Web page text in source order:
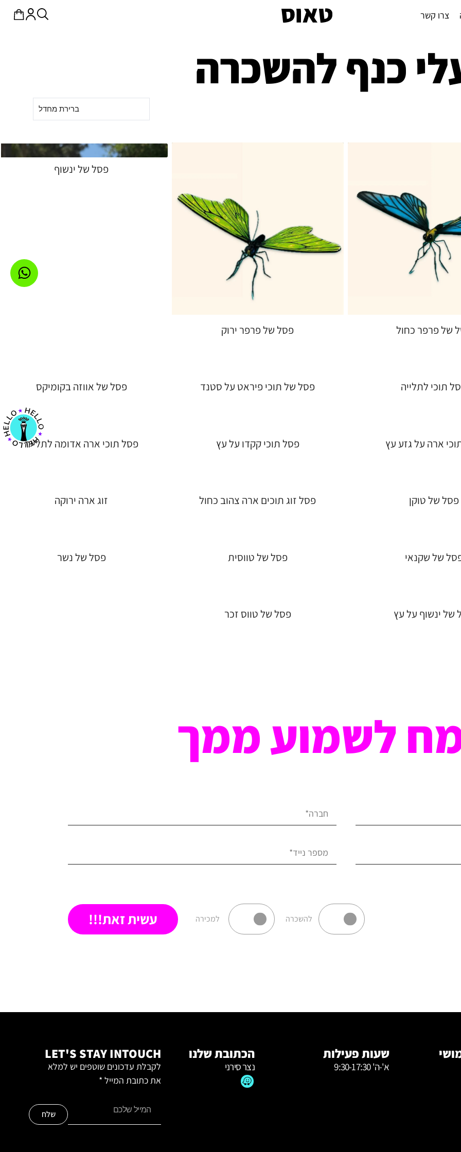
צרו קשר
כנף להשכרה
ברירת מחדל
של פרפר כחול פסל של פרפר ירוק
פסל של ינשוף
תוכי לתלייה פסל של תוכי פיראט על סטנד פסל של אווזה בקומיקס
ארה על גזע עץ פסל תוכי קקדו על עץ פסל תוכי ארה אדומה לתלייה
פסל של טוקן פסל זוג תוכים ארה צהוב כחול זוג ארה ירוקה
של שקנאי פסל של טווסית פסל של נשר
של ינשוף על עץ פסל של טווס זכר
לשמוע ממך
עשית זאת!!!
שעות פעילות
א'-ה' 9:30-17:30
הכתובת שלנו
נצר סירני
LET'S STAY INTOUCH
לקבלת עדכונים שוטפים יש למלא
את כתובת המייל *
שלח